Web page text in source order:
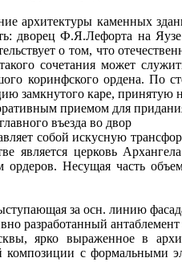
архитектуры каменных
дворец Ф.Я.Лефорта на
о том, что
сочетания может
коринфского ордена. По
замкнутого каре,
приемом для
въезда во двор
собой искусную
является церковь
ордеров. Несущая часть
за осн. линию
разработанный
ярко выраженное в
композиции с